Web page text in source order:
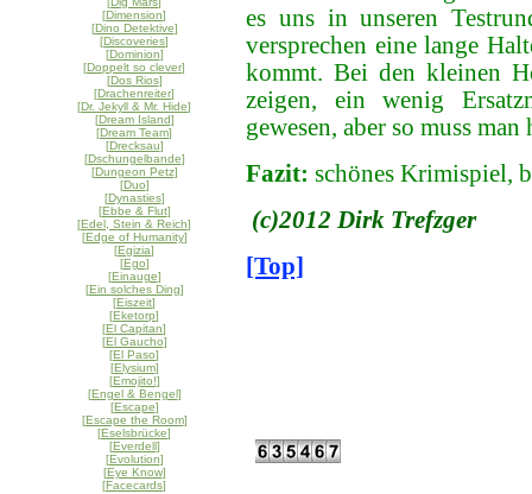
[Dimension]
[Dino Detektive]
[Discoveries]
[Dominion]
[Doppelt so clever]
[Dos Rios]
[Drachenreiter]
[Dr. Jekyll & Mr. Hide]
[Dream Island]
[Dream Team]
[Drecksau]
[Dschungelbande]
[Dungeon Petz]
[Duo]
[Dynasties]
[Ebbe & Flut]
[Edel, Stein & Reich]
[Edge of Humanity]
[Egizia]
[Ego]
[Einauge]
[Ein solches Ding]
[Eiszeit]
[Eketorp]
[El Capitan]
[El Gaucho]
[El Paso]
[Elysium]
[Emojito!]
[Engel & Bengel]
[Escape]
[Escape the Room]
[Eselsbrücke]
[Everdell]
[Evolution]
[Eye Know]
[Facecards]
es uns in unseren
versprechen eine lange
kommt. Bei den kleinen
zeigen, ein wenig
gewesen, aber so muss
Fazit: schönes Krimispiel,
(c)2012 Dirk Trefzger
[Top]